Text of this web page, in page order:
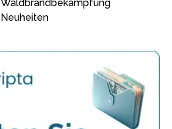
Waldbrandbekämpfung
Neuheiten